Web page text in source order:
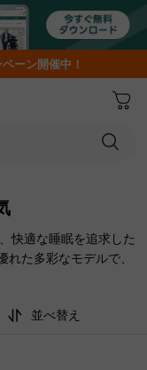
ーン開催中！
快適な睡眠を追求した
た多彩なモデルで、
並べ替え